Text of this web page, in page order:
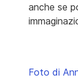
anche se
Foto di